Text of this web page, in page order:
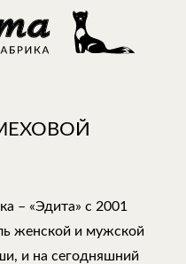
– «Эдита» с 2001
женской и мужской
и на сегодняшний